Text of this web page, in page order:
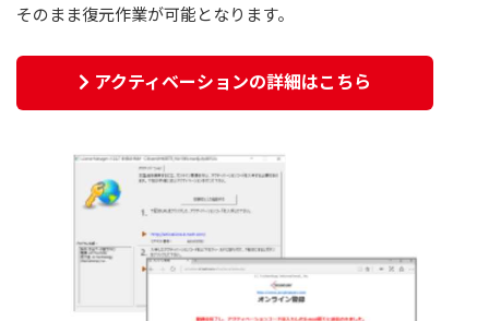
そのまま復元作業が可能となります。
アクティベーションの詳細はこちら